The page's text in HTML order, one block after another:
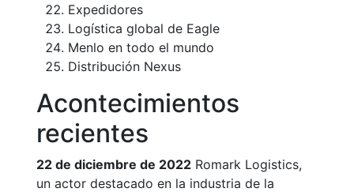
Expedidores
Logística global de Eagle
Menlo en todo el mundo
Distribución Nexus
Acontecimientos
recientes
22 de diciembre de 2022 Romark Logistics,
un actor destacado en la industria de la